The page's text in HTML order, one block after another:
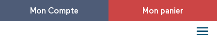
Mon Compte Mon panier